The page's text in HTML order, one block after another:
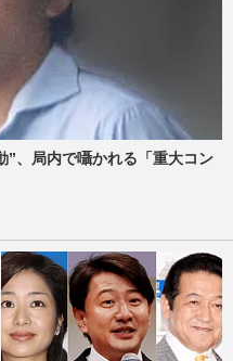
”、局内で囁かれる「重大コン